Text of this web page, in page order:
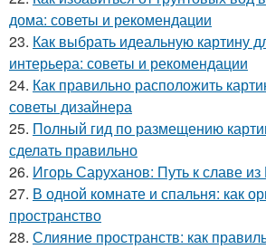
дома: советы и рекомендации
23. Как выбрать идеальную картину
интерьера: советы и рекомендации
24. Как правильно расположить
советы дизайнера
25. Полный гид по размещению
сделать правильно
26. Игорь Саруханов: Путь к славе
27. В одной комнате и спальня: как
пространство
28. Слияние пространств: как